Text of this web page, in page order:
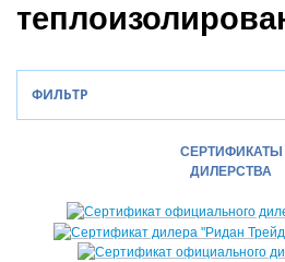
ФИЛЬТР
СЕРТИФИКАТЫ
ДИЛЕРСТВА